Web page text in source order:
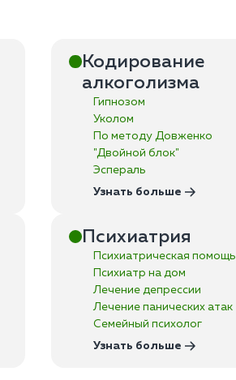
Кодирование
алкоголизма
Гипнозом
Уколом
По методу Довженко
"Двойной блок"
Эспераль
Узнать больше
Психиатрия
Психиатрическая помощь
Психиатр на дом
Лечение депрессии
Лечение панических атак
Семейный психолог
Узнать больше